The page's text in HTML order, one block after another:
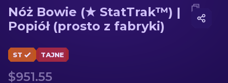
karabinów
Noże
Media of Nóż Bowie (★ StatTrak™) | Popiół (prosto z
Nóż Bowie (★ StatTrak™) |
Popiół (prosto z fabryki)
ST TAJNE
$951.55